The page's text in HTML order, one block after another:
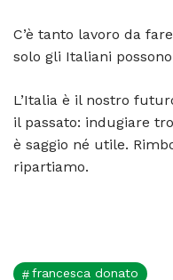
C’è tanto lavoro da
solo gli Italiani
L’Italia è il nostro
il passato: indugiare
è saggio né utile.
ripartiamo.
francesca donato